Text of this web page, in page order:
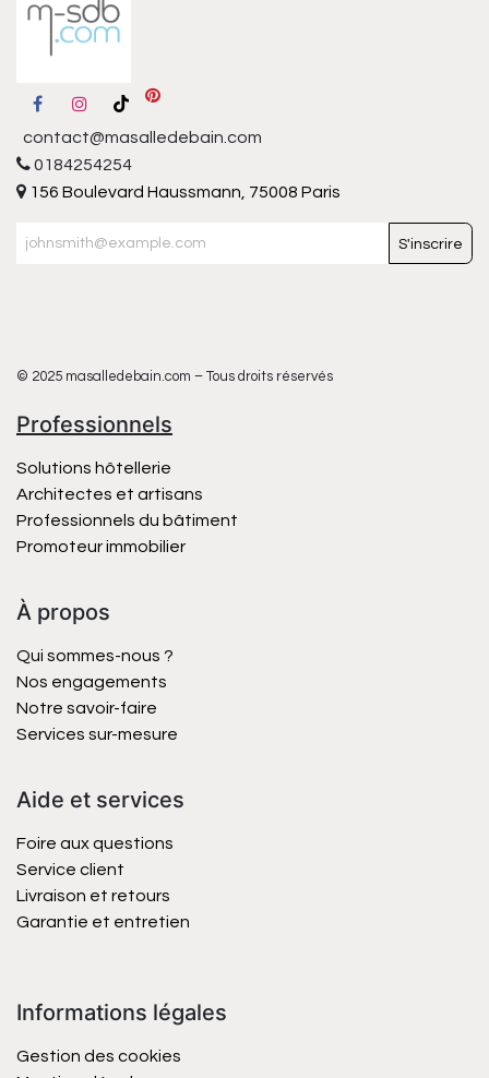
contact@masalledebain.com
0184254254
156 Boulevard Haussmann, 75008 Paris
S'inscrire
© 2025 masalledebain.com – Tous droits réservés
Professionnels
Solutions hôtellerie
Architectes et artisans
Professionnels du bâtiment
Promoteur immobilier
À propos
Qui sommes-nous ?
Nos engagements
Notre savoir-faire
Services sur-mesure
Aide et services
Foire aux questions
Service client
Livraison et retours
Garantie et entretien
Informations légales
Gestion des cookies